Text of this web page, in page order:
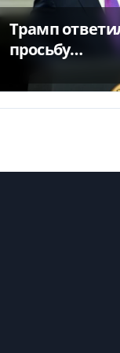
Трамп
просьбу
Украине